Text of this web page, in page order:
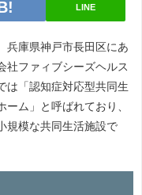
LINE
兵庫県神戸市長田区にあ
社ファィブシーズヘルス
は「認知症対応型共同生
ム」と呼ばれており、
規模な共同生活施設で